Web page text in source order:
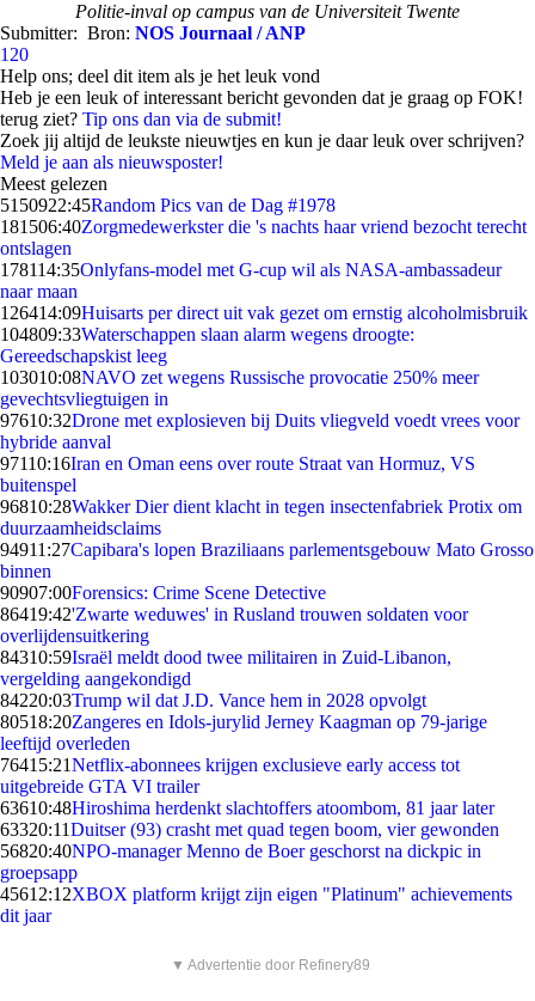
Politie-inval op campus van de Universiteit Twente
Submitter: Bron: NOS Journaal / ANP
120
Help ons; deel dit item als je het leuk vond
Heb je een leuk of interessant bericht gevonden dat je graag op FOK!
terug ziet? Tip ons dan via de submit!
Zoek jij altijd de leukste nieuwtjes en kun je daar leuk over schrijven?
Meld je aan als nieuwsposter!
Meest gelezen
5150922:45Random Pics van de Dag #1978
181506:40Zorgmedewerkster die 's nachts haar vriend bezocht terecht
ontslagen
178114:35Onlyfans-model met G-cup wil als NASA-ambassadeur
naar maan
126414:09Huisarts per direct uit vak gezet om ernstig alcoholmisbruik
104809:33Waterschappen slaan alarm wegens droogte:
Gereedschapskist leeg
103010:08NAVO zet wegens Russische provocatie 250% meer
gevechtsvliegtuigen in
97610:32Drone met explosieven bij Duits vliegveld voedt vrees voor
hybride aanval
97110:16Iran en Oman eens over route Straat van Hormuz, VS
buitenspel
96810:28Wakker Dier dient klacht in tegen insectenfabriek Protix om
duurzaamheidsclaims
94911:27Capibara's lopen Braziliaans parlementsgebouw Mato Grosso
binnen
90907:00Forensics: Crime Scene Detective
86419:42'Zwarte weduwes' in Rusland trouwen soldaten voor
overlijdensuitkering
84310:59Israël meldt dood twee militairen in Zuid-Libanon,
vergelding aangekondigd
84220:03Trump wil dat J.D. Vance hem in 2028 opvolgt
80518:20Zangeres en Idols-jurylid Jerney Kaagman op 79-jarige
leeftijd overleden
76415:21Netflix-abonnees krijgen exclusieve early access tot
uitgebreide GTA VI trailer
63610:48Hiroshima herdenkt slachtoffers atoombom, 81 jaar later
63320:11Duitser (93) crasht met quad tegen boom, vier gewonden
56820:40NPO-manager Menno de Boer geschorst na dickpic in
groepsapp
45612:12XBOX platform krijgt zijn eigen "Platinum" achievements
dit jaar
▼ Advertentie door Refinery89